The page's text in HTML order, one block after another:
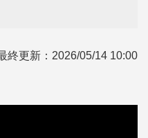
終更新： 2026/05/14 10:00